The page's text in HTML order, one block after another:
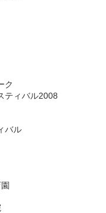
ク
ティバル2008
バル